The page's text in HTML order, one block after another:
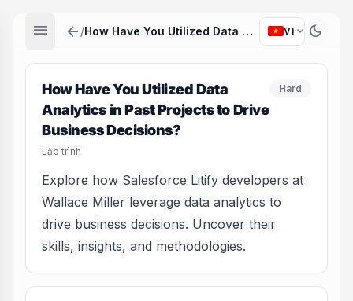
menu arrow_back / How Have You Utilized Data Analytics in Past Projects to Drive Business Decisions? VI expand_more dark_mode
How Have You Utilized Data
Analytics in Past Projects to Drive
Business Decisions?
Lập trình
Hard
Explore how Salesforce Litify developers at
Wallace Miller leverage data analytics to
drive business decisions. Uncover their
skills, insights, and methodologies.